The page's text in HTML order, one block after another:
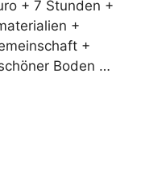
+ 7 Stunden +
+
+
Boden …